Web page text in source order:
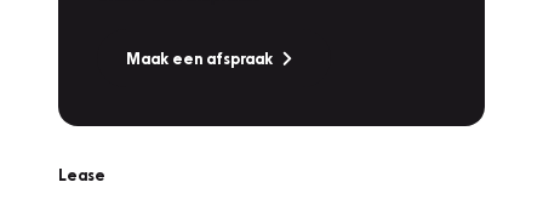
Maak een afspraak
Lease